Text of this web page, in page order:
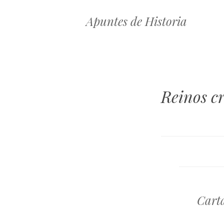
Apuntes de Historia
Reinos